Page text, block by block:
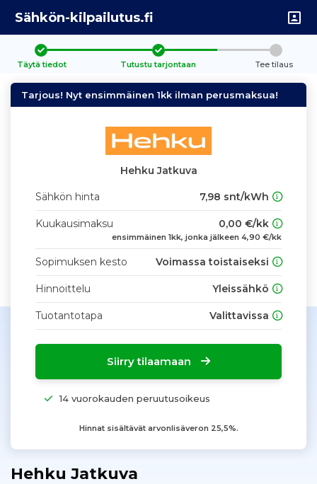
Sähkön-kilpailutus.fi
Täytä tiedot Tutustu tarjontaan Tee tilaus
Tarjous! Nyt ensimmäinen 1kk ilman perusmaksua!
Hehku Jatkuva
Sähkön hinta 7,98 snt/kWh
Kuukausimaksu 0,00 €/kk
ensimmäinen 1kk, jonka jälkeen 4,90 €/kk
Sopimuksen kesto Voimassa toistaiseksi
Hinnoittelu Yleissähkö
Tuotantotapa Valittavissa
Siirry tilaamaan
14 vuorokauden peruutusoikeus
Hinnat sisältävät arvonlisäveron 25,5%.
Hehku Jatkuva